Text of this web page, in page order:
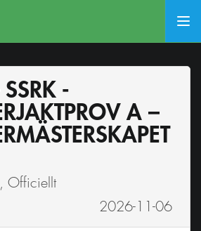
-
A –
Officiellt
2026-11-06